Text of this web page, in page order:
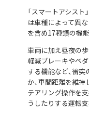
「スマートアシス
は車種によって異
を含め17種類の機
車両に加え昼夜の
軽減ブレーキやペ
する機能など、衝
か、車間距離を維
テアリング操作を
うしたりする運転